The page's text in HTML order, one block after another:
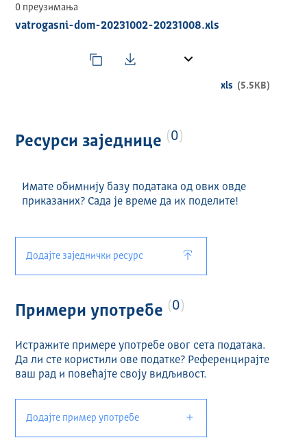
0 преузимања
vatrogasni-dom-20231002-20231008.xls
xls (5.5KB)
Ресурси заједнице 0
Имате обимнију базу података од ових овде
приказаних? Сада је време да их поделите!
Додајте заједнички ресурс
Примери употребе 0
Истражите примере употребе овог сета података.
Да ли сте користили ове податке? Референцирајте
ваш рад и повећајте своју видљивост.
Додајте пример употребе